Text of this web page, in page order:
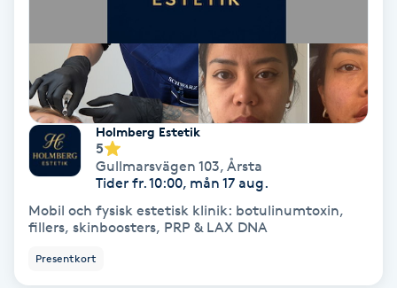
Dermapen
Diamantslipning
Enzympeeling
Holmberg Estetik
5
Gullmarsvägen 103, Årsta
Tider fr. 10:00, mån 17 aug.
Mobil och fysisk estetisk klinik: botulinumtoxin,
fillers, skinboosters, PRP & LAX DNA
Presentkort